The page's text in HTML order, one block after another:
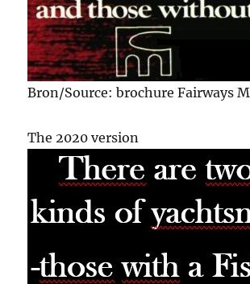
Bron/Source: brochure Fairways
The 2020 version